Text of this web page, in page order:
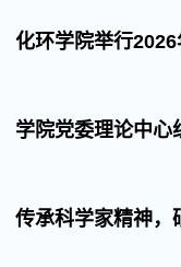
化环学院举行
学院党委理论中心
传承科学家精神